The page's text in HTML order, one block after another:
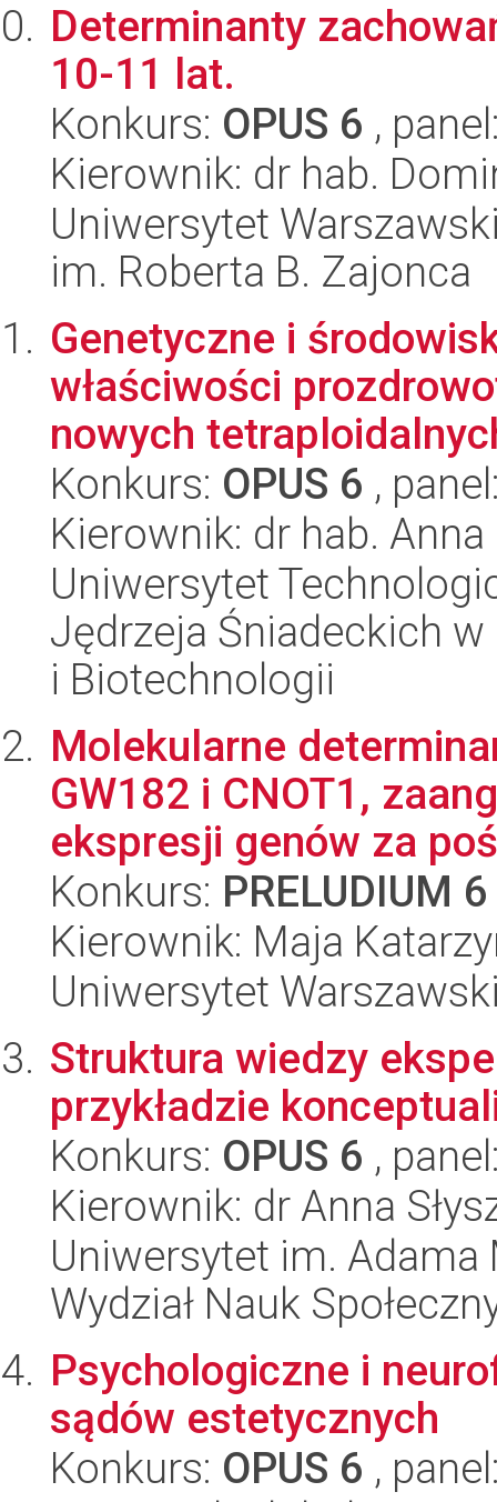
Determinanty
10-11 lat.
Konkurs: OPUS 6 ,
Kierownik: dr hab.
Uniwersytet
im. Roberta B. Zajonca
Genetyczne i
właściwości
nowych
Konkurs: OPUS 6 ,
Kierownik: dr hab.
Uniwersytet
Jędrzeja Śniadeckich w
i Biotechnologii
Molekularne
GW182 i CNOT1,
ekspresji genów za
Konkurs: PRELUDIUM 6
Kierownik: Maja
Uniwersytet
Struktura wiedzy
przykładzie
Konkurs: OPUS 6 ,
Kierownik: dr Anna
Uniwersytet im.
Wydział Nauk
Psychologiczne i
sądów estetycznych
Konkurs: OPUS 6 ,